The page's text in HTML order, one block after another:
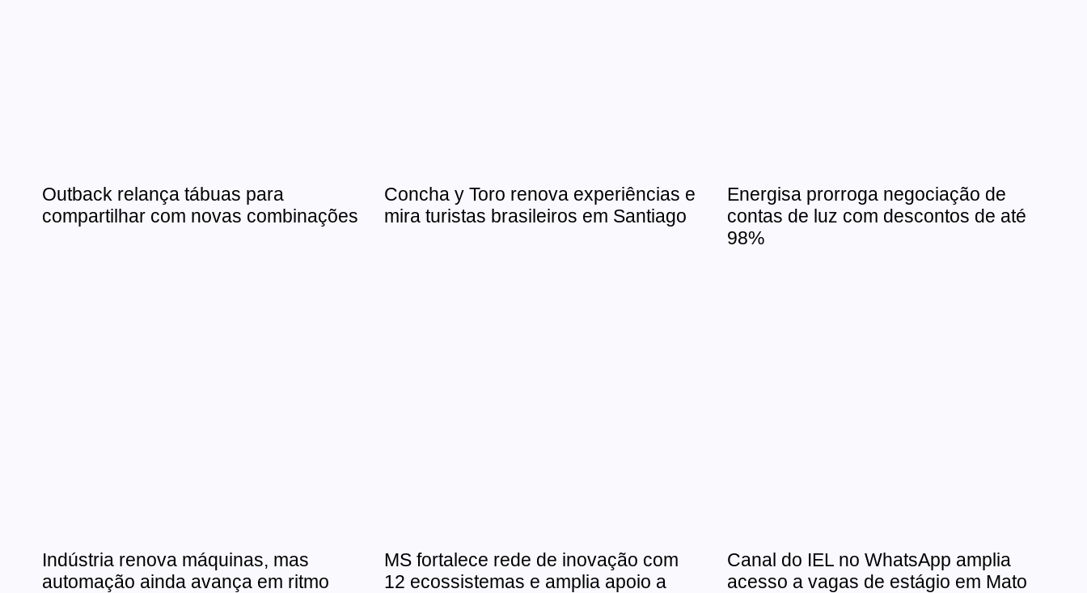
Outback relança tábuas para
compartilhar com novas combinações
Concha y Toro renova experiências e
mira turistas brasileiros em Santiago
Energisa prorroga negociação de
contas de luz com descontos de até
98%
Indústria renova máquinas, mas
automação ainda avança em ritmo
MS fortalece rede de inovação com
12 ecossistemas e amplia apoio a
Canal do IEL no WhatsApp amplia
acesso a vagas de estágio em Mato